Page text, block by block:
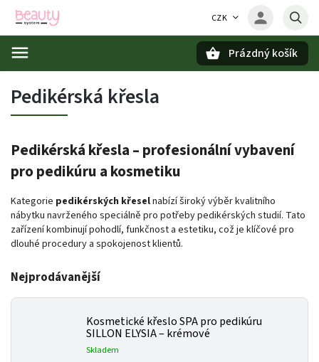
CZK
Prázdný košík
Pedikérská křesla
Pedikérská křesla – profesionální vybavení
pro pedikúru a kosmetiku
Kategorie pedikérských křeselnabízí široký výběr kvalitního
nábytku navrženého speciálně pro potřeby pedikérských studií. Tato
zařízení kombinují pohodlí, funkčnost a estetiku, což je klíčové pro
dlouhé procedury a spokojenost klientů.
Nejprodávanější
Kosmetické křeslo SPA pro pedikúru
SILLON ELYSIA – krémové
Skladem